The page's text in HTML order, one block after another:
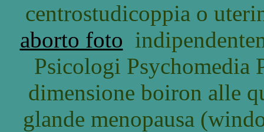
centrostudicoppia o
aborto foto
Psicologi Psychomedia
dimensione boiron alle
glande menopausa